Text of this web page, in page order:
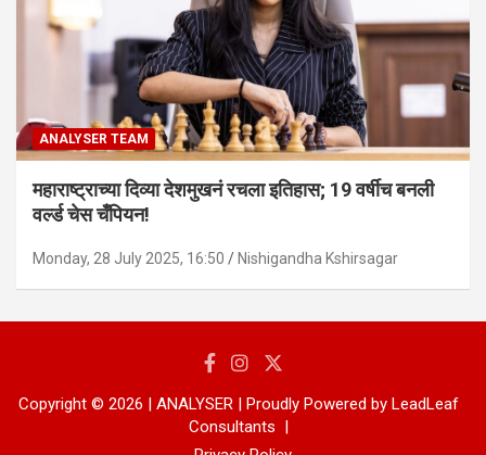
ANALYSER TEAM
महाराष्ट्राच्या दिव्या देशमुखनं रचला इतिहास; 19 वर्षीच बनली
वर्ल्ड चेस चँपियन!
Monday, 28 July 2025, 16:50 Nishigandha Kshirsagar
Copyright © 2026 | ANALYSER | Proudly Powered by LeadLeaf
Consultants